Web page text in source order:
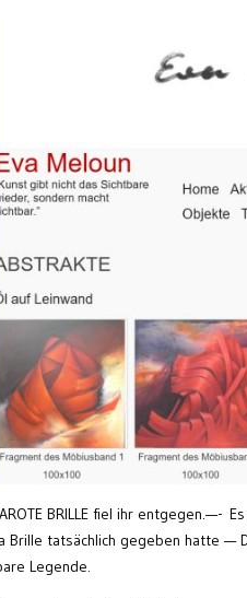
BRILLE fiel ihr entgegen.—-
Brille tatsächlich gegeben hatte —
Legende.